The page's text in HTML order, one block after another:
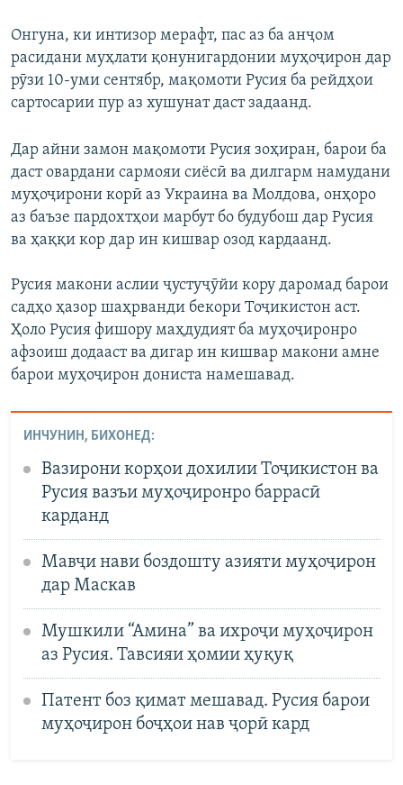
Онгуна, ки интизор мерафт, пас аз ба анҷом
расидани муҳлати қонунигардонии муҳоҷирон дар
рӯзи 10-уми сентябр, мақомоти Русия ба рейдҳои
сартосарии пур аз хушунат даст задаанд.
Дар айни замон мақомоти Русия зоҳиран, барои ба
даст овардани сармояи сиёсӣ ва дилгарм намудани
муҳоҷирони корӣ аз Украина ва Молдова, онҳоро
аз баъзе пардохтҳои марбут бо будубош дар Русия
ва ҳаққи кор дар ин кишвар озод кардаанд.
Русия макони аслии ҷустуҷӯйи кору даромад барои
садҳо ҳазор шаҳрванди бекори Тоҷикистон аст.
Ҳоло Русия фишору маҳдудият ба муҳоҷиронро
афзоиш додааст ва дигар ин кишвар макони амне
барои муҳоҷирон дониста намешавад.
ИНЧУНИН, БИХОНЕД:
Вазирони корҳои дохилии Тоҷикистон ва
Русия вазъи муҳоҷиронро баррасӣ
карданд
Мавҷи нави боздошту азияти муҳоҷирон
дар Маскав
Мушкили “Амина” ва ихроҷи муҳоҷирон
аз Русия. Тавсияи ҳомии ҳуқуқ
Патент боз қимат мешавад. Русия барои
муҳоҷирон боҷҳои нав ҷорӣ кард